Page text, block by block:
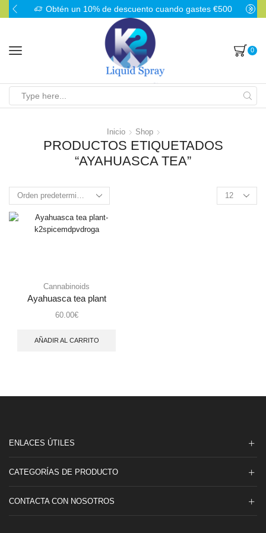
Obtén un 10% de descuento cuando gastes €500
0
Inicio Shop
PRODUCTOS ETIQUETADOS
“AYAHUASCA TEA”
Products
per
Cannabinoids
Ayahuasca tea plant
60.00€
AÑADIR AL CARRITO
ENLACES ÚTILES
CATEGORÍAS DE PRODUCTO
CONTACTA CON NOSOTROS